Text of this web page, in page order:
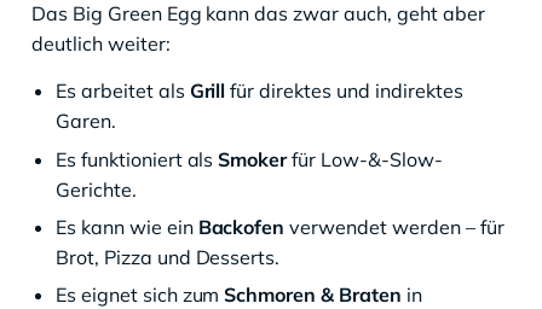
Das Big Green Egg kann das zwar auch, geht aber
deutlich weiter:
Es arbeitet als Grill für direktes und indirektes
Garen.
Es funktioniert alsSmokerfür Low-&-Slow-
Gerichte.
Es kann wie ein Backofen verwendet werden – für
Brot, Pizza und Desserts.
Es eignet sich zumSchmoren & Braten in